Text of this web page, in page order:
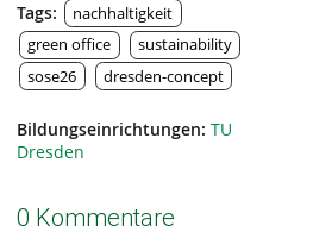
Tags:
nachhaltigkeit
green office
sustainability
sose26
dresden-concept
Bildungseinrichtungen: TU
Dresden
0 Kommentare